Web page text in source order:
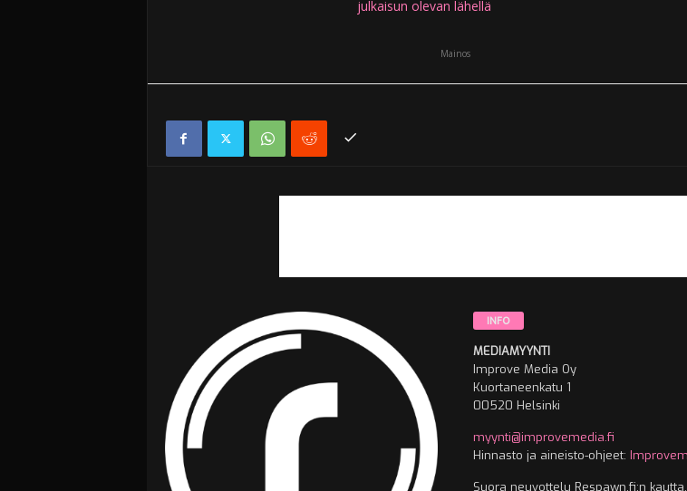
julkaisun olevan lähellä
Mainos
INFO
MEDIAMYYNTI
Improve Media Oy
Kuortaneenkatu 1
00520 Helsinki
myynti@improvemedia.fi
Hinnasto ja aineisto-ohjeet:
Suora neuvottelu Respawn.fi:n